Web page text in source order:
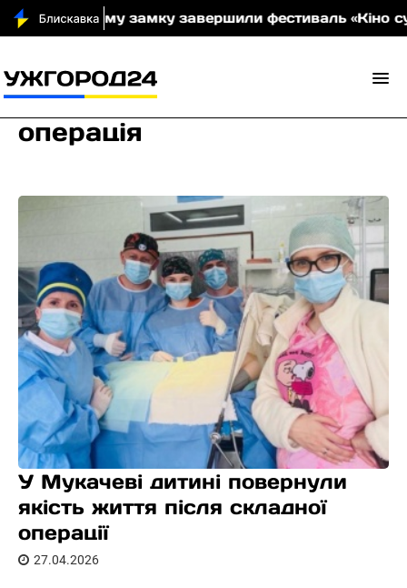
замку завершили фестиваль «Кіно сусідів» (фото)
операція
У Мукачеві дитині повернули
якість життя після складної
операції
27.04.2026